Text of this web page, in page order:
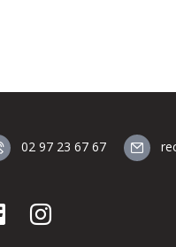
02 97 23 67 67